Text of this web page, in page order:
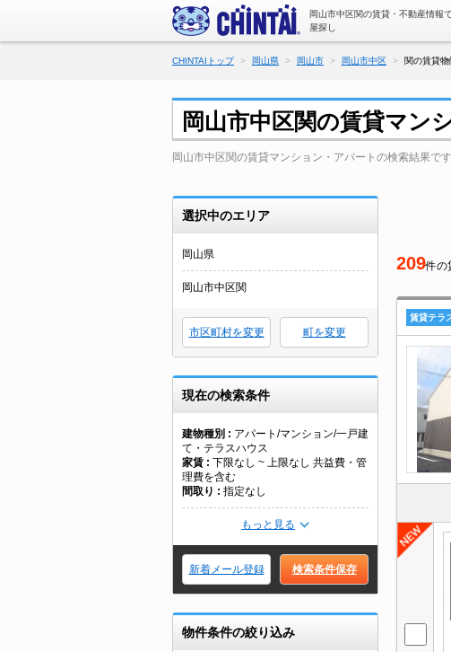
岡山市中区関の賃貸・不動産情報
屋探し
CHINTAIトップ 岡山県 岡山市 岡山市中区 関の賃貸
岡山市中区関の賃貸マン
岡山市中区関の賃貸マンション・アパートの検索結果で
選択中のエリア
岡山県
岡山市中区関
市区町村を変更 町を変更
現在の検索条件
建物種別
アパート/マンション/一戸建
て・テラスハウス
家賃
下限なし ~ 上限なし 共益費・管
理費を含む
間取り
指定なし
もっと見る
新着メール登録 検索条件保存
物件条件の絞り込み
209件の
賃貸テラ